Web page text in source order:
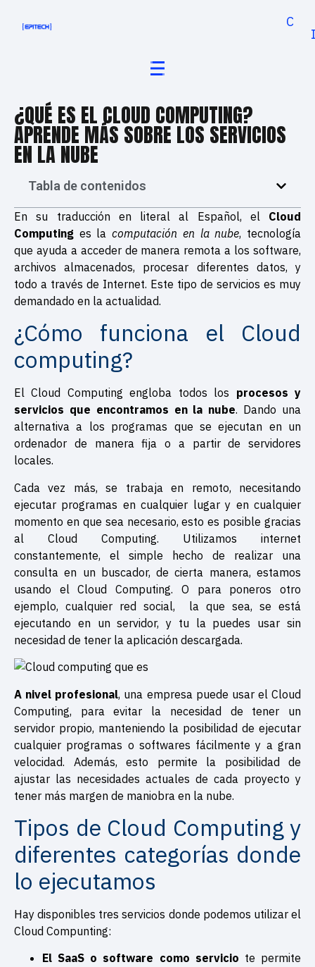
¿QUÉ ES EL CLOUD COMPUTING?
APRENDE MÁS SOBRE LOS SERVICIOS
EN LA NUBE
Tabla de contenidos
En su traducción en literal al Español, el Cloud
Computing es lacomputación en la nube, tecnología
que ayuda a acceder de manera remota a los software,
archivos almacenados, procesar diferentes datos, y
todo a través de Internet. Este tipo de servicios es muy
demandado en la actualidad.
¿Cómo funciona el Cloud
computing?
El Cloud Computing engloba todos los procesos y
servicios que encontramos en la nube. Dando una
alternativa a los programas que se ejecutan en un
ordenador de manera fija o a partir de servidores
locales.
Cada vez más, se trabaja en remoto, necesitando
ejecutar programas en cualquier lugar y en cualquier
momento en que sea necesario, esto es posible gracias
al Cloud Computing. Utilizamos internet
constantemente, el simple hecho de realizar una
consulta en un buscador, de cierta manera, estamos
usando el Cloud Computing. O para poneros otro
ejemplo, cualquier red social, la que sea, se está
ejecutando en un servidor, y tu la puedes usar sin
necesidad de tener la aplicación descargada.
A nivel profesional, una empresa puede usar el Cloud
Computing, para evitar la necesidad de tener un
servidor propio, manteniendo la posibilidad de ejecutar
cualquier programas o softwares fácilmente y a gran
velocidad. Además, esto permite la posibilidad de
ajustar las necesidades actuales de cada proyecto y
tener más margen de maniobra en la nube.
Tipos de Cloud Computing y
diferentes categorías donde
lo ejecutamos
Hay disponibles tres servicios donde podemos utilizar el
Cloud Compunting:
El SaaS o software como servicio te permite